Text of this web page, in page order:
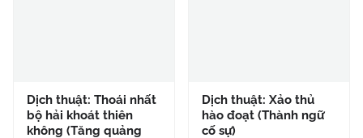
Dịch thuật: Thoái nhất
bộ hải khoát thiên
không (Tăng quảng
Dịch thuật: Xảo thủ
hào đoạt (Thành ngữ
cố sự)